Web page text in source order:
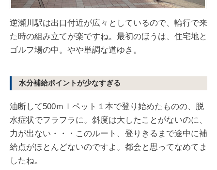
逆瀬川駅は出口付近が広々としているので、輪行で来
た時の組み立てが楽ですね。最初のほうは、住宅地と
ゴルフ場の中。やや単調な道ゆき。
水分補給ポイントが少なすぎる
油断して500ｍｌペット１本で登り始めたものの、脱
水症状でフラフラに。斜度は大したことがないのに、
力が出ない・・・このルート、登りきるまで途中に補
給点がほとんどないのですよ。都会と思ってなめてま
したね。